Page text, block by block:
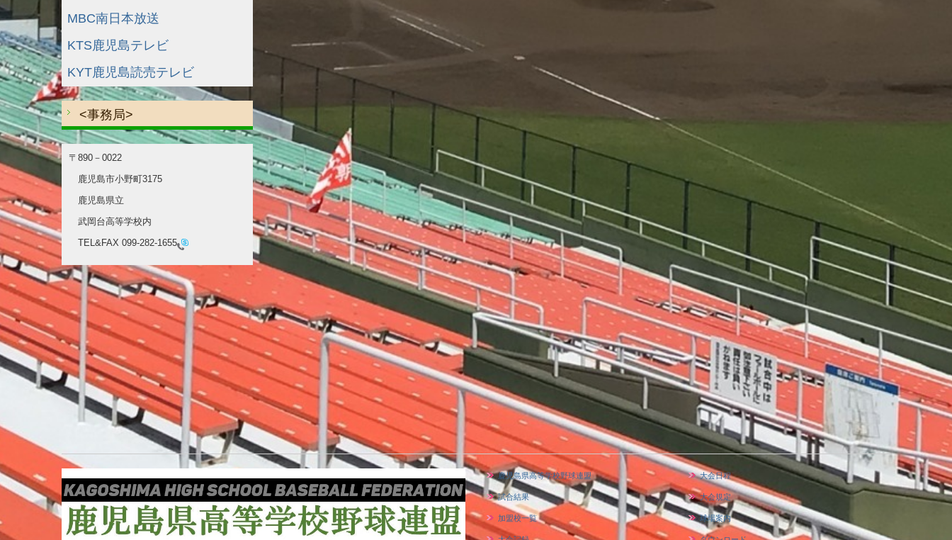
MBC南日本放送
KTS鹿児島テレビ
KYT鹿児島読売テレビ
<事務局>
〒890－0022
鹿児島市小野町3175
鹿児島県立
武岡台高等学校内
TEL&FAX 099-282-1655
鹿児島県高等学校野球連盟 大会日程
試合結果 大会規定
加盟校一覧 球場案内